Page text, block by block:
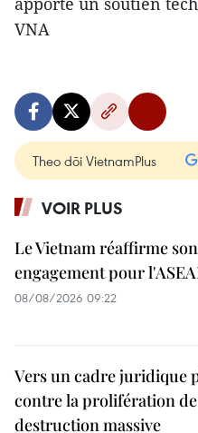
VNA
Theo dõi VietnamPlus
VOIR PLUS
Le Vietnam réaffirme son
engagement pour
08/08/2026 09:22
Vers un cadre juridique
contre la prolifération
destruction massive